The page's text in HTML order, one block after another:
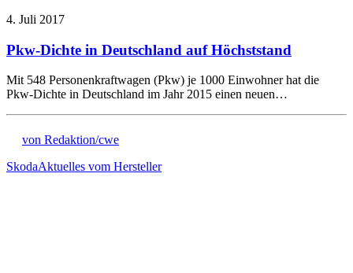
4. Juli 2017
Pkw-Dichte in Deutschland auf Höchststand
Mit 548 Personenkraftwagen (Pkw) je 1000 Einwohner hat die
Pkw-Dichte in Deutschland im Jahr 2015 einen neuen…
von Redaktion/cwe
SkodaAktuelles vom Hersteller